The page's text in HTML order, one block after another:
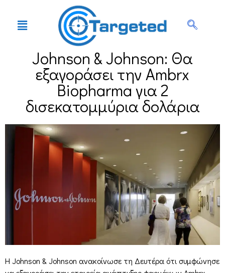
Johnson & Johnson: Θα
εξαγοράσει την Ambrx
Biopharma για 2
δισεκατομμύρια δολάρια
Η Johnson & Johnson ανακοίνωσε τη Δευτέρα ότι συμφώνησε